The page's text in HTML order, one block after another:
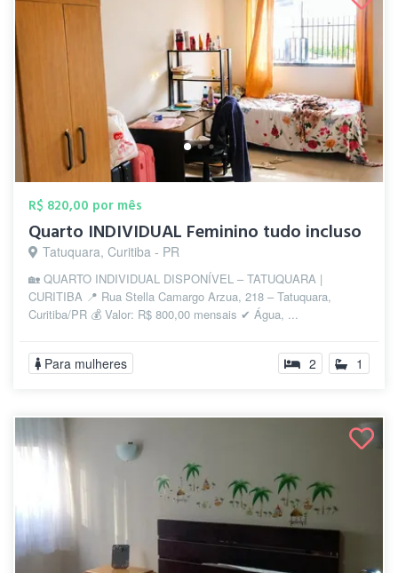
R$ 820,00 por mês
Quarto INDIVIDUAL Feminino tudo incluso
Tatuquara, Curitiba - PR
🏡 QUARTO INDIVIDUAL DISPONÍVEL – TATUQUARA |
CURITIBA 📍 Rua Stella Camargo Arzua, 218 – Tatuquara,
Curitiba/PR 💰 Valor: R$ 800,00 mensais ✔ Água, ...
Para mulheres 2 1